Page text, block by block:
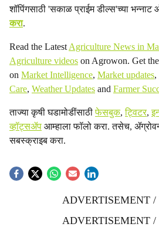
शॉपिंगसाठी 'सकाळ प्राईम डील्स'च्या भन्नाट
करा.
Read the Latest Agriculture News in
Agriculture videos on Agrowon. Get
on Market Intelligence, Market updates,
Care, Weather Updates and Farmer
ताज्या कृषी घडामोडींसाठीफेसबुक,ट्विटर,
व्हॉट्सॲप आम्हाला फॉलो करा. तसेच,
सबस्क्राइब करा.
ADVERTISEMENT
ADVERTISEMENT